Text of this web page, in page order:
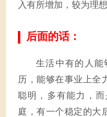
入有所增加，较为理想
后面的话：
生活中有的人能
历，能够在事业上全
聪明，多有能力，
庭，有一个稳定的大